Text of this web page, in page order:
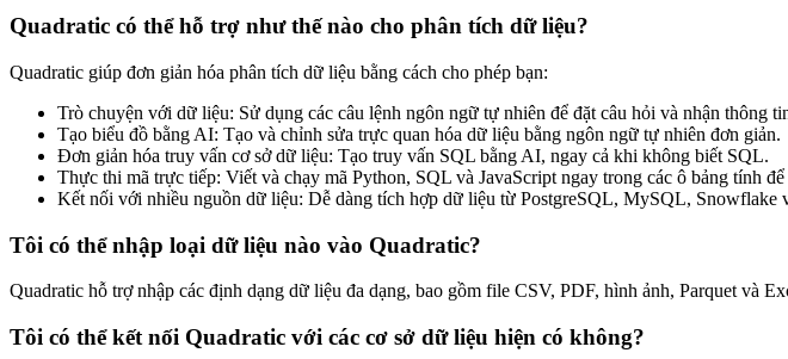
Quadratic có thể hỗ trợ như thế nào cho phân tích dữ liệu?
Quadratic giúp đơn giản hóa phân tích dữ liệu bằng cách cho phép bạn:
Trò chuyện với dữ liệu: Sử dụng các câu lệnh ngôn ngữ tự nhiên để đặt câu hỏi và nhận thông
Tạo biểu đồ bằng AI: Tạo và chỉnh sửa trực quan hóa dữ liệu bằng ngôn ngữ tự nhiên đơn giản.
Đơn giản hóa truy vấn cơ sở dữ liệu: Tạo truy vấn SQL bằng AI, ngay cả khi không biết SQL.
Thực thi mã trực tiếp: Viết và chạy mã Python, SQL và JavaScript ngay trong các ô bảng tính để
Kết nối với nhiều nguồn dữ liệu: Dễ dàng tích hợp dữ liệu từ PostgreSQL, MySQL, Snowflake
Tôi có thể nhập loại dữ liệu nào vào Quadratic?
Quadratic hỗ trợ nhập các định dạng dữ liệu đa dạng, bao gồm file CSV, PDF, hình ảnh, Parquet và
Tôi có thể kết nối Quadratic với các cơ sở dữ liệu hiện có không?